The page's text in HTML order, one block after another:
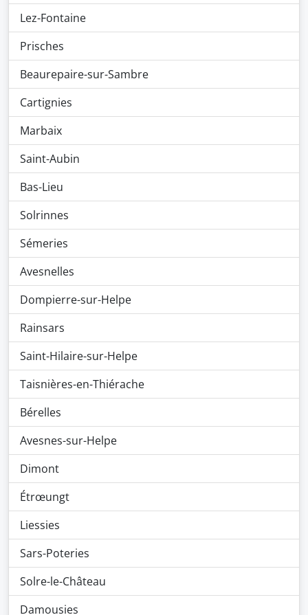
Lez-Fontaine
Prisches
Beaurepaire-sur-Sambre
Cartignies
Marbaix
Saint-Aubin
Bas-Lieu
Solrinnes
Sémeries
Avesnelles
Dompierre-sur-Helpe
Rainsars
Saint-Hilaire-sur-Helpe
Taisnières-en-Thiérache
Bérelles
Avesnes-sur-Helpe
Dimont
Étrœungt
Liessies
Sars-Poteries
Solre-le-Château
Damousies